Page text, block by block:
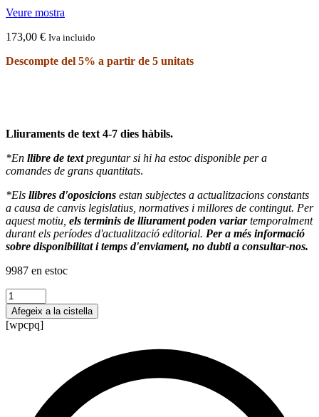
Veure mostra
173,00 € Iva incluido
Descompte del 5% a partir de 5 unitats
Lliuraments de text 4-7 dies hàbils.
*En llibre de textpreguntar si hi ha estoc disponible per a
comandes de grans quantitats.
*Els llibres d'oposicions estan subjectes a actualitzacions constants
a causa de canvis legislatius, normatives i millores de contingut. Per
aquest motiu, els terminis de lliurament poden variartemporalment
durant els períodes d'actualització editorial. Per a més informació
sobre disponibilitat i temps d'enviament, no dubti a consultar-nos.
9987 en estoc
quantitat
de
Temario
+
secundaria
(castellano)
Afegeix a la cistella
[wpcpq]